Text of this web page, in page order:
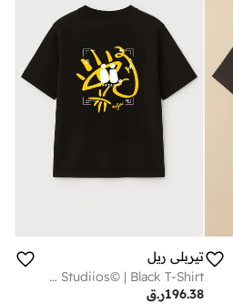
تيربلي ريل
RNF Studiios© | Black T-Shirt
ر.ق196.38